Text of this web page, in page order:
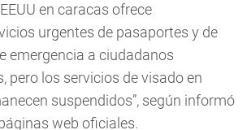
en caracas ofrece
urgentes de pasaportes y de
emergencia a ciudadanos
pero los servicios de visado en
suspendidos”, según informó
web oficiales.